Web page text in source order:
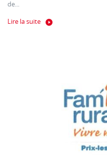
de...
Lire la suite